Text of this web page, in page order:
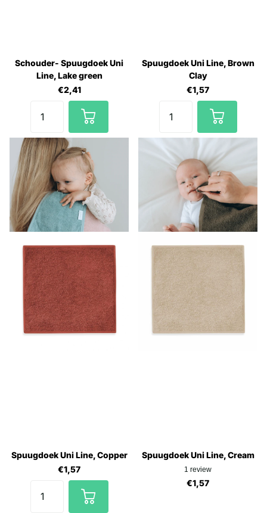
Schouder- Spuugdoek Uni
Line, Lake green
€2,41
Spuugdoek Uni Line, Brown
Clay
€1,57
Spuugdoek Uni Line, Copper
€1,57
Spuugdoek Uni Line, Cream
1 review
€1,57